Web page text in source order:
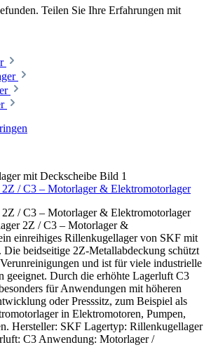
Teilen Sie Ihre Erfahrungen mit
/ C3 – Motorlager & Elektromotorlager
/ C3 – Motorlager & Elektromotorlager
2Z / C3 – Motorlager &
einreihiges Rillenkugellager von SKF mit
beidseitige 2Z-Metallabdeckung schützt
und ist für viele industrielle
geeignet. Durch die erhöhte Lagerluft C3
für Anwendungen mit höheren
oder Presssitz, zum Beispiel als
in Elektromotoren, Pumpen,
Hersteller: SKF Lagertyp: Rillenkugellager
C3 Anwendung: Motorlager /